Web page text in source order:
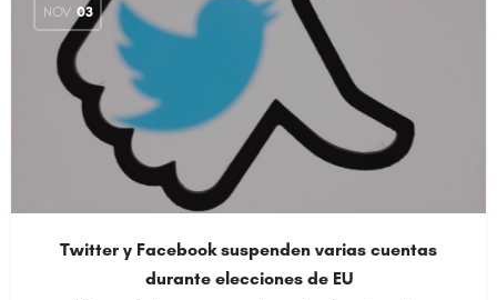
NOV 03
Twitter y Facebook suspenden varias cuentas
durante elecciones de EU